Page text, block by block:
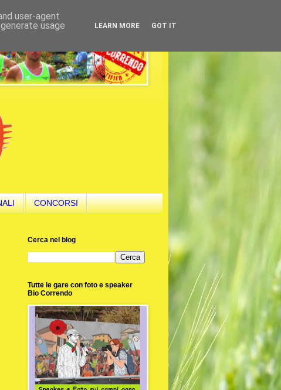
CONCORSI
Cerca nel blog
Tutte le gare con foto e speaker
Bio Correndo
user-agent
usage
LEARN MORE GOT IT